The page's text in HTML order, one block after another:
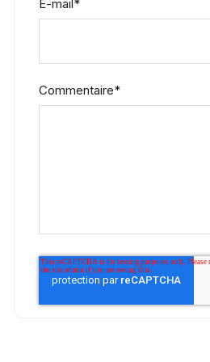
E-mail*
Commentaire*